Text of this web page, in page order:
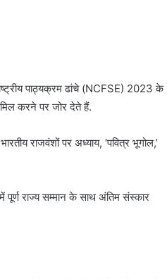
पाठ्यक्रम ढांचे (NCFSE) 2023 के
करने पर जोर देते हैं.
राजवंशों पर अध्याय, ‘पवित्र भूगोल,’
राज्य सम्मान के साथ अंतिम संस्कार